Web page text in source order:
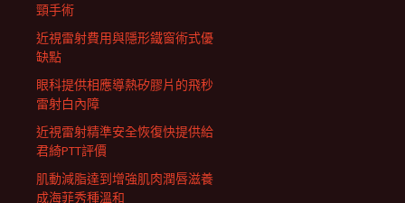
頸手術
近視雷射費用與隱形鐵窗術式優
缺點
眼科提供相應導熱矽膠片的飛秒
雷射白內障
近視雷射精準安全恢復快提供給
君綺PTT評價
肌動減脂達到增強肌肉潤唇滋養
成海菲秀種溫和